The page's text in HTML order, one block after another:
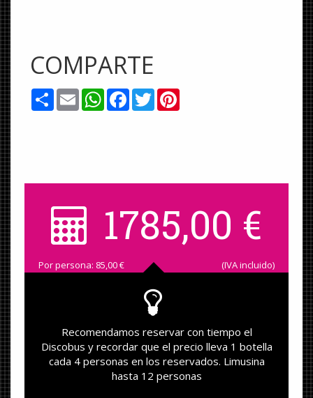
COMPARTE
ShareEmailWhatsApp
Facebook
Twitter
1785,00 €
Por persona: 85,00€ (IVA incluido)
Recomendamos reservar con tiempo el
Discobus y recordar que el precio lleva 1 botella
cada 4 personas en los reservados. Limusina
hasta 12 personas